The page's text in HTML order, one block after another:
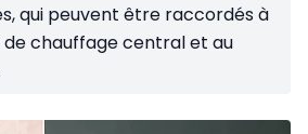
qui peuvent être raccordés à
de chauffage central et au